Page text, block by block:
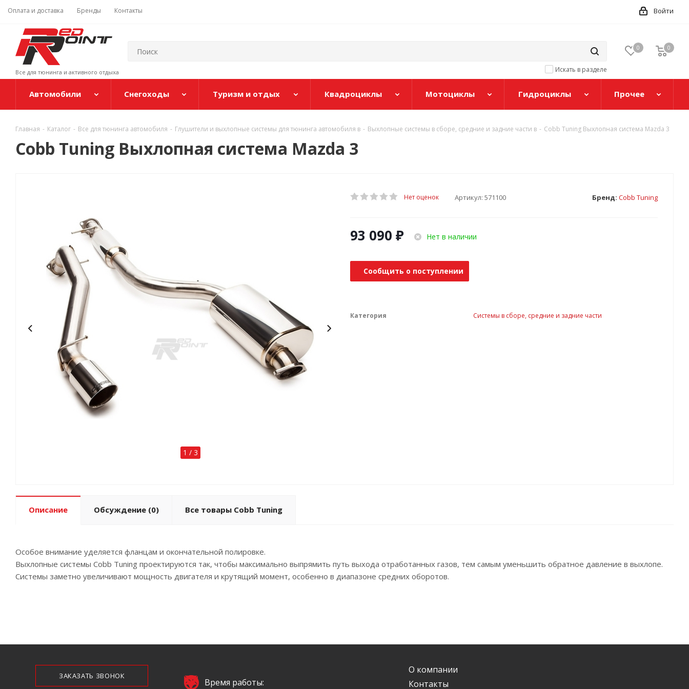
Оплата и доставка Бренды Контакты Войти
Все для тюнинга и активного отдыха Искать в разделе
0 0
Автомобили Снегоходы Туризм и отдых Квадроциклы Мотоциклы Гидроциклы Прочее
Главная - Каталог - Все для тюнинга автомобиля - Глушители и выхлопные системы для тюнинга автомобиля в - Выхлопные системы в сборе, средние и задние части в - Cobb Tuning Выхлопная система Mazda 3
Cobb Tuning Выхлопная система Mazda 3
1 / 3
Нет оценок Артикул: 571100 Бренд: Cobb Tuning
93 090 ₽ Нет в наличии
Сообщить о поступлении
Категория Системы в сборе, средние и задние части
Описание Обсуждение (0) Все товары Cobb Tuning
Особое внимание уделяется фланцам и окончательной полировке.
Выхлопные системы Cobb Tuning проектируются так, чтобы максимально выпрямить путь выхода отработанных газов, тем самым уменьшить обратное давление в выхлопе.
Системы заметно увеличивают мощность двигателя и крутящий момент, особенно в диапазоне средних оборотов.
ЗАКАЗАТЬ ЗВОНОК
Время работы:
О компании
Контакты